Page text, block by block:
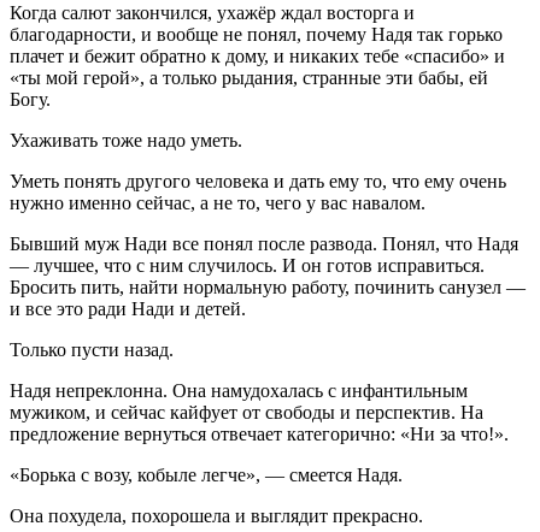
Когда салют закончился, ухажёр ждал восторга и
благодарности, и вообще не понял, почему Надя так горько
плачет и бежит обратно к дому, и никаких тебе «спасибо» и
«ты мой герой», а только рыдания, странные эти бабы, ей
Богу.
Ухаживать тоже надо уметь.
Уметь понять другого человека и дать ему то, что ему очень
нужно именно сейчас, а не то, чего у вас навалом.
Бывший муж Нади все понял после развода. Понял, что Надя
— лучшее, что с ним случилось. И он готов исправиться.
Бросить пить, найти нормальную работу, починить санузел —
и все это ради Нади и детей.
Только пусти назад.
Надя непреклонна. Она намудохалась с инфантильным
мужиком, и сейчас кайфует от свободы и перспектив. На
предложение вернуться отвечает категорично: «Ни за что!».
«Борька с возу, кобыле легче», — смеется Надя.
Она похудела, похорошела и выглядит прекрасно.